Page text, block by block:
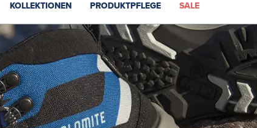
KOLLEKTIONEN PRODUKTPFLEGE SALE